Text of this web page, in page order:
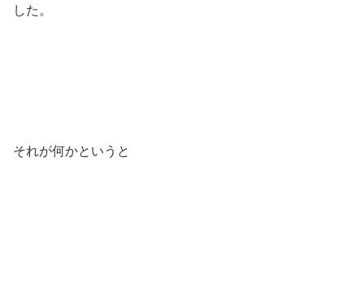
した。
それが何かというと